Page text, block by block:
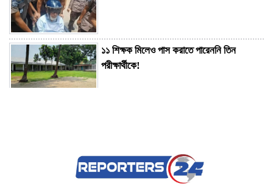
১১ শিক্ষক মিলেও পাস করাতে পারেননি তিন
পরীক্ষার্থীকে!
মেহেরপুরে ৯৬টি মাইন উদ্ধার, নিষ্ক্রিয় করতে
নেওয়া হলো মধুগাড়িতে